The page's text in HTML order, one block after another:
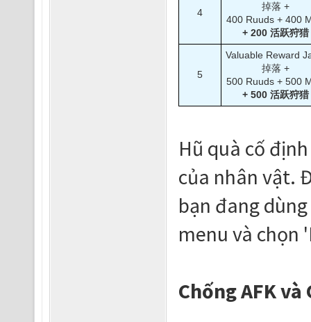
4
掉落 +
400 Ruuds + 400
+ 200 活跃狩猎
5
Valuable Reward
掉落 +
500 Ruuds + 500
+ 500 活跃狩猎
Hũ quà cố
của nhân vật.
bạn đang
menu và chọn
Chống AFK